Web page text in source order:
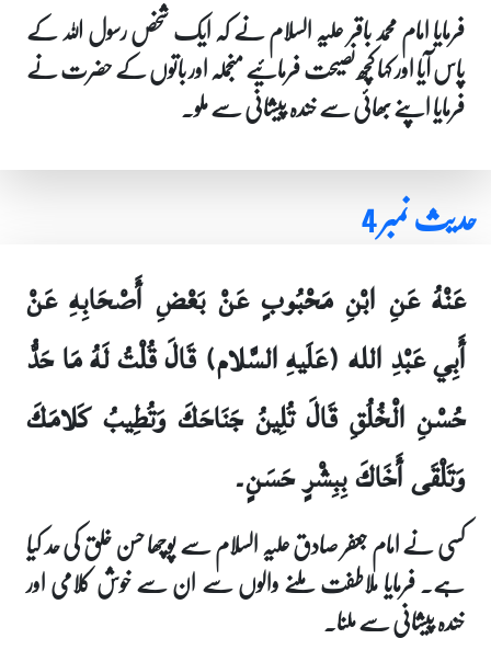
فرمایا امام محمد باقر علیہ السلام نے کہ ایک شخص رسول اللہ کے
پاس آیا اور کہا کچھ نصیحت فرمائیے منجملہ اور باتوں کے حضرت نے
فرمایا اپنے بھائی سے خندہ پیشانی سے ملو۔
حدیث نمبر 4
عَنْهُ عَنِ ابْنِ مَحْبُوبٍ عَنْ بَعْضِ أَصْحَابِهِ عَنْ
أَبِي عَبْدِ الله (عَلَيهِ السَّلام) قَالَ قُلْتُ لَهُ مَا حَدُّ
حُسْنِ الْخُلُقِ قَالَ تُلِينُ جَنَاحَكَ وَتُطِيبُ كَلامَكَ
وَتَلْقَى أَخَاكَ بِبِشْرٍ حَسَنٍ۔
کسی نے امام جعفر صادق علیہ السلام سے پوچھا حسن خلق کی حد کیا
ہے۔ فرمایا ملاطفت ملنے والوں سے ان سے خوش کلامی اور
خندہ پیشانی سے ملنا۔